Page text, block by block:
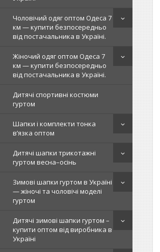
Чоловічий одяг оптом Одеса 7
км — купити безпосередньо
від постачальника в Україні.
Жіночий одяг оптом Одеса 7
км — купити безпосередньо
від постачальника в Україні.
Дитячі спортивні костюми
гуртом
Шапки і комплекти тонка
в’язка оптом
Дитячі шапки трикотажні
гуртом весна–осінь
Зимові шапки гуртом в Україні
— жіночі та чоловічі моделі
гуртом
Дитячі зимові шапки гуртом –
купити оптом від виробника в
Україні